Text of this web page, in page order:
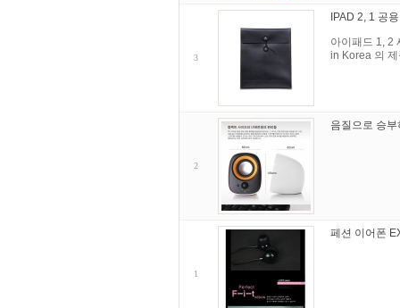
3
IPAD 2, 1 공
아이패드 1, 2
in Korea 의
2
음질으로 승
1
페션 이어폰